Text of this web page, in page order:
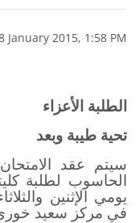
الطلبة الأعزاء
تحية طيبة وبعد
سيتم عقد
الحاسوب لطلبة
في مركز سعيد خوري
January 2015, 1:58 PM